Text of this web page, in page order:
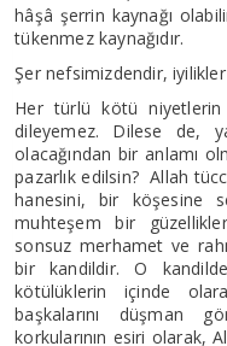
hâşâ şerrin kaynağı
tükenmez kaynağıdır.
Şer nefsimizdendir, iyilikler
Her türlü kötü
dileyemez. Dilese de,
olacağından bir anlamı
pazarlık edilsin? Allah
hanesini, bir köşesine
muhteşem bir
sonsuz merhamet ve
bir kandildir. O
kötülüklerin içinde
başkalarını düşman
korkularının esiri olarak,